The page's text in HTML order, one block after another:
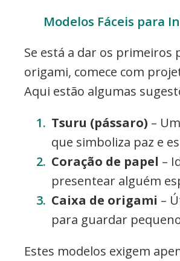
Modelos Fáceis para
Se está a dar os primeiros
origami, comece com
Aqui estão algumas
Tsuru (pássaro) –
que simboliza paz e
Coração de papel –
presentear alguém
Caixa de origami –
para guardar
Estes modelos exigem